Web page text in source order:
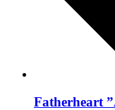
Fatherheart